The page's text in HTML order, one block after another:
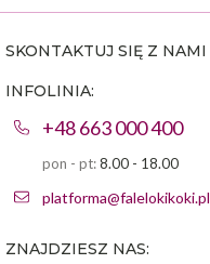
SKONTAKTUJ SIĘ Z NAMI
INFOLINIA:
+48 663 000 400
pon - pt:8.00 - 18.00
platforma@falelokikoki.pl
ZNAJDZIESZ NAS: